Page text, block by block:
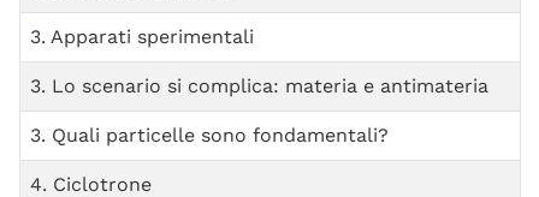
3. Apparati sperimentali
3. Lo scenario si complica: materia e antimateria
3. Quali particelle sono fondamentali?
4. Ciclotrone